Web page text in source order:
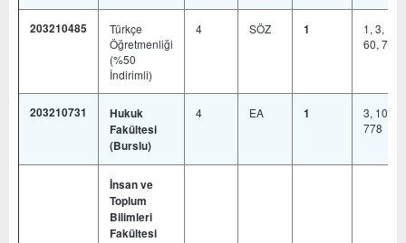
203210485
Türkçe
Öğretmenliği
(%50
İndirimli)
4 SÖZ 1
1, 3,
60, 778
203210731
Hukuk
Fakültesi
(Burslu)
4 EA 1
3, 10,
778
İnsan ve
Toplum
Bilimleri
Fakültesi